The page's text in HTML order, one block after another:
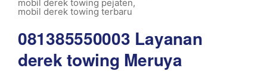
mobil derek towing pejaten,
mobil derek towing terbaru
081385550003 Layanan
derek towing Meruya